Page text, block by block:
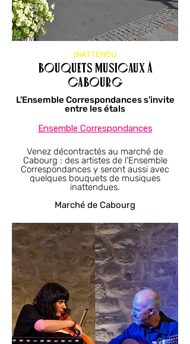
INATTENDU
Bouquets musicaux à
Cabourg
L'Ensemble Correspondances s'invite
entre les étals
Ensemble Correspondances
Venez décontractés au marché de
Cabourg : des artistes de l’Ensemble
Correspondances y seront aussi avec
quelques bouquets de musiques
inattendues.
Marché de Cabourg